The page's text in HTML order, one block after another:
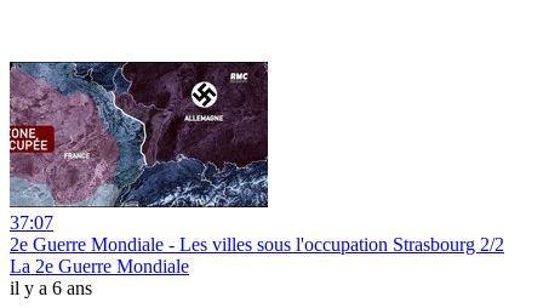
37:07
2e Guerre Mondiale - Les villes sous l'occupation Strasbourg 2/2
La 2e Guerre Mondiale
il y a 6 ans